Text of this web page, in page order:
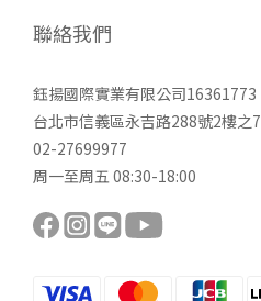
聯絡我們
鈺揚國際實業有限公司16361773
台北市信義區永吉路288號2樓之7
02-27699977
周一至周五 08:30-18:00